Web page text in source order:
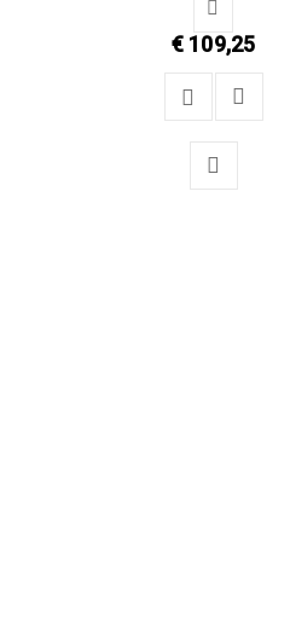
€109,25